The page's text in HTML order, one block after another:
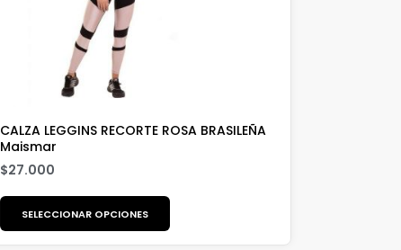
CALZA LEGGINS RECORTE ROSA BRASILEÑA
Maismar
$27.000
SELECCIONAR OPCIONES